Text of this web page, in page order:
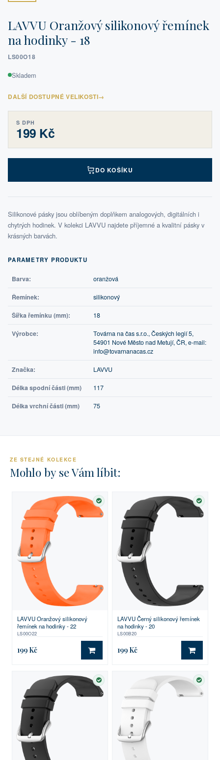
LAVVU Oranžový silikonový řemínek
na hodinky - 18
LS00O18
Skladem
DALŠÍ DOSTUPNÉ VELIKOSTI→
S DPH
199 Kč
DO KOŠÍKU
Silikonové pásky jsou oblíbeným doplňkem analogových, digitálních i
chytrých hodinek. V kolekci LAVVU najdete příjemné a kvalitní pásky v
krásných barvách.
PARAMETRY PRODUKTU
Barva: oranžová
Řemínek: silikonový
Šířka řemínku (mm): 18
Výrobce:
Továrna na čas s.r.o., Českých legií 5,
54901 Nové Město nad Metují, ČR, e-mail:
info@tovarnanacas.cz
Značka: LAVVU
Délka spodní části (mm) 117
Délka vrchní části (mm) 75
ZE STEJNÉ KOLEKCE
Mohlo by se Vám líbit:
SKLADEM
LAVVU Oranžový silikonový
řemínek na hodinky - 22
LS00O22
199 Kč DO KOŠÍKU
LAVVU Černý silikonový řemínek
na hodinky - 20
LS00B20
199 Kč DO
SKLADEM